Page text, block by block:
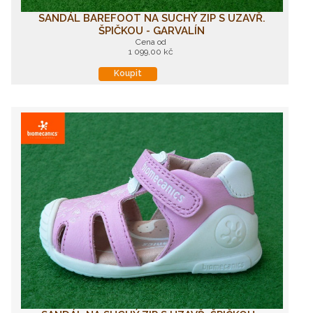
SANDÁL BAREFOOT NA SUCHÝ ZIP S UZAVŘ.
ŠPIČKOU - GARVALÍN
Cena od
1 099,00 kč
Koupit